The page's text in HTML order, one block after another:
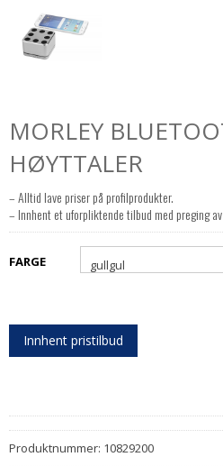
MORLEY
HØYTTALER
– Alltid lave priser på profilprodukter.
– Innhent et uforpliktende tilbud med preging
FARGE
Innhent pristilbud
Produktnummer: 10829200